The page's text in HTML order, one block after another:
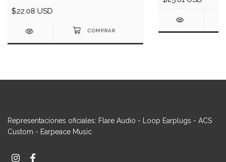
$22.08 USD
Representaciones oficiales: Flare Audio - Loop Earplugs - ACS
Custom - Earpeace Music